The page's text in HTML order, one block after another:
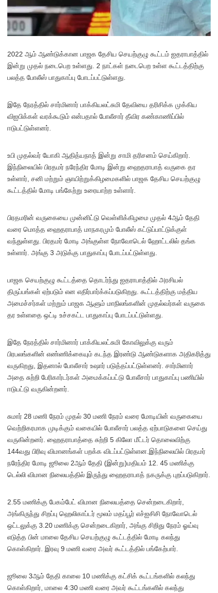
2022 ஆம் ஆண்டுக்கான பாஜக தேசிய செயற்குழு கூட்டம் ஐதராபாத்தில்
இன்று முதல் நடைபெற உள்ளது. 2 நாட்கள் நடைபெற உள்ள கூட்டத்திற்கு
பலத்த போலீஸ் பாதுகாப்பு போடப்பட்டுள்ளது.
இதே நேரத்தில் சார்மினார் பாக்கியலட்சுமி தேவியை தரிசிக்க முக்கிய
விஐபிக்கள் வரக்கூடும் என்பதால் போலீசார் தீவிர கண்காணிப்பில்
ஈடுபட்டுள்ளனர்.
உபி முதல்வர் யோகி ஆதித்யநாத் இன்று சாமி தரிசனம் செய்கிறார்.
இந்நிலையில் பிரதமர் நரேந்திர மோடி இன்று ஹைதராபாத் வருகை தர
உள்ளார், சனி மற்றும் ஞாயிற்றுக்கிழமைகளில் பாஜக தேசிய செயற்குழு
கூட்டத்தில் மோடி பங்கேற்று உரையாற்ற உள்ளார்.
பிரதமரின் வருகையை முன்னிட்டு வெள்ளிக்கிழமை முதல் 4ஆம் தேதி
வரை மொத்த ஹைதராபாத் மாநகரமும் போலீஸ் கட்டுப்பாட்டுக்குள்
வந்துள்ளது. பிரதமர் மோடி அங்குள்ள நோவோடெல் ஹோட்டலில் தங்க
உள்ளார். அங்கு 3 அடுக்கு பாதுகாப்பு போடப்பட்டுள்ளது.
பாஜக செயற்குழு கூட்டத்தை தொடர்ந்து ஐதராபாத்தில் அரசியல்
திருப்பங்கள் ஏற்படும் என எதிர்பார்க்கப்படுகிறது. கூட்டத்திற்கு மத்திய
அமைச்சர்கள் மற்றும் பாஜக ஆளும் மாநிலங்களின் முதல்வர்கள் வருகை
தர உள்ளதை ஒட்டி உச்சகட்ட பாதுகாப்பு போடப்பட்டுள்ளது.
இதே நேரத்தில் சார்மினார் பாக்கியலட்சுமி கோவிலுக்கு வரும்
பிரபலங்களின் எண்ணிக்கையும் கடந்த இரண்டு ஆண்டுகளாக அதிகரித்து
வருகிறது, இதனால் போலீசார் உஷார் படுத்தப்பட்டுள்ளனர். சார்மினார்
அதை சுற்றி பேரிகார்டர்கள் அமைக்கப்பட்டு போலீசார் பாதுகாப்பு பணியில்
ஈடுபட்டு வருகின்றனர்.
சுமார் 28 மணி நேரம் முதல் 30 மணி நேரம் வரை மோடியின் வருகையை
வெற்றிகரமாக முடிக்கும் வகையில் போலீசார் பலத்த ஏற்பாடுகளை செய்து
வருகின்றனர். ஹைதராபாத்தை சுற்றி 5 கிலோ மீட்டர் தொலைவிற்கு
144வது பிரிவு விமானங்கள் பறக்க விடப்பட்டுள்ளன.இந்நிலையில் பிரதமர்
நரேந்திர மோடி ஜூலை 2ஆம் தேதி (இன்று)மதியம் 12. 45 மணிக்கு
டெல்லி விமான நிலையத்தில் இருந்து ஹைதராபாத் நகருக்கு புறப்படுகிறார்.
2.55 மணிக்கு பேகம்பேட் விமான நிலையத்தை சென்றடைகிறார்,
அங்கிருந்து சிறப்பு ஹெலிகாப்டர் மூலம் மதப்பூர் எச்ஐசிசி நோவோடெல்
ஒட்டலுக்கு 3.20 மணிக்கு சென்றடைகிறார், அங்கு சிறிது நேரம் ஓய்வு
எடுத்த பின் மாலை தேசிய செயற்குழு கூட்டத்தில் மோடி கலந்து
கொள்கிறார். இரவு 9 மணி வரை அவர் கூட்டத்தில் பங்கேற்பார்.
ஜூலை 3ஆம் தேதி காலை 10 மணிக்கு கட்சிக் கூட்டங்களில் கலந்து
கொள்கிறார், மாலை 4:30 மணி வரை அவர் கூட்டங்களில் கலந்து